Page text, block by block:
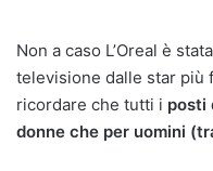
Non a caso L’Oreal è
televisione dalle star più
ricordare che tutti i posti
donne che per uomini